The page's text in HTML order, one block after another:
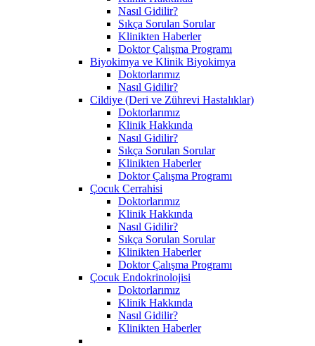
Nasıl Gidilir?
Sıkça Sorulan Sorular
Klinikten Haberler
Doktor Çalışma Programı
Biyokimya ve Klinik Biyokimya
Doktorlarımız
Nasıl Gidilir?
Cildiye (Deri ve Zührevi Hastalıklar)
Doktorlarımız
Klinik Hakkında
Nasıl Gidilir?
Sıkça Sorulan Sorular
Klinikten Haberler
Doktor Çalışma Programı
Çocuk Cerrahisi
Doktorlarımız
Klinik Hakkında
Nasıl Gidilir?
Sıkça Sorulan Sorular
Klinikten Haberler
Doktor Çalışma Programı
Çocuk Endokrinolojisi
Doktorlarımız
Klinik Hakkında
Nasıl Gidilir?
Klinikten Haberler